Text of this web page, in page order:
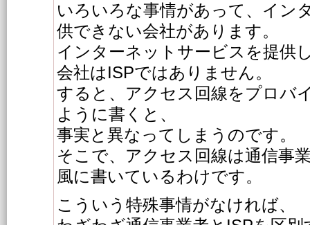
いろいろな事情があって、イン
供できない会社があります。
インターネットサービスを提供
会社はISPではありません。
すると、アクセス回線をプロバ
ように書くと、
事実と異なってしまうのです。
そこで、アクセス回線は通信事
風に書いているわけです。
こういう特殊事情がなければ、